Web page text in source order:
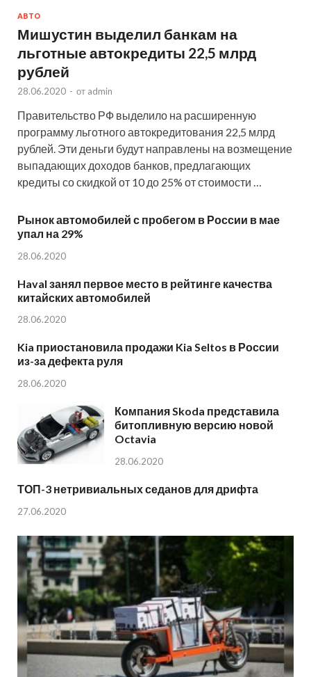
АВТО
Мишустин выделил банкам на
льготные автокредиты 22,5 млрд
рублей
28.06.2020 - от admin
Правительство РФ выделило на расширенную
программу льготного автокредитования 22,5 млрд
рублей. Эти деньги будут направлены на возмещение
выпадающих доходов банков, предлагающих
кредиты со скидкой от 10 до 25% от стоимости …
Рынок автомобилей с пробегом в России в мае
упал на 29%
28.06.2020
Haval занял первое место в рейтинге качества
китайских автомобилей
28.06.2020
Kia приостановила продажи Kia Seltos в России
из-за дефекта руля
28.06.2020
Компания Skoda представила
битопливную версию новой
Octavia
28.06.2020
ТОП-3 нетривиальных седанов для дрифта
27.06.2020